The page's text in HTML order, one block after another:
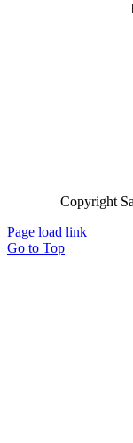
Copyright
Page load link
Go to Top